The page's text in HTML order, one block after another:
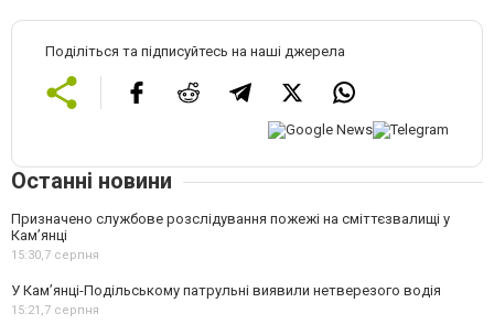
Поділіться та підписуйтесь на наші джерела
Останні новини
Призначено службове розслідування пожежі на сміттєзвалищі у
Кам’янці
15:30, 7 серпня
У Кам’янці-Подільському патрульні виявили нетверезого водія
15:21, 7 серпня